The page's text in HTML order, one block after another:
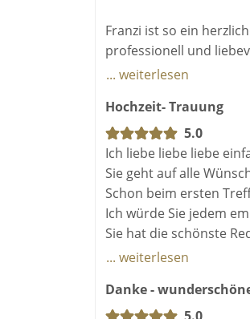
Nach der Trauung:
Uns haben nach der
wie toll alles war.
Wir als Brautpaar sind
unserer Seite unseren
Franzi ist so ein
professionell und
verständnisvoll auf uns
Die Trauung übertraf
wundervoll emotional.
Franzi bekommt eine
weiter empfohlen!
... weiterlesen
Hochzeit- Trauung
5.0
Ich liebe liebe liebe
Sie geht auf alle
Schon beim ersten
Ich würde Sie jedem
Sie hat die schönste
Danke noch einmal!
... weiterlesen
Danke -